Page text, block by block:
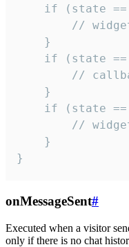
if (state
//
    }
if (state
//
    }
if (state
//
    }
}
onMessageSent#
Executed when a visitor
only if there is no chat